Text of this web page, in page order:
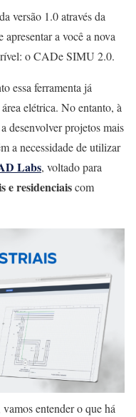
versão 1.0 através da
a você a nova
o CADe SIMU 2.0.
essa ferramenta já
elétrica. No entanto, à
desenvolver projetos mais
a necessidade de utilizar
Labs, voltado para
e residenciaiscom
entender o que há